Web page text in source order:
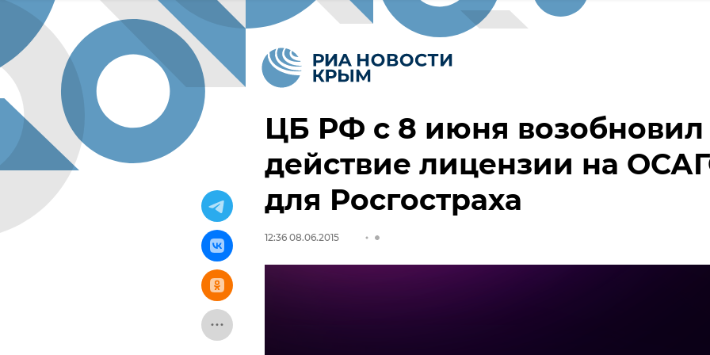
ЦБ РФ с 8 июня возобновил
действие лицензии на
для Росгостраха
12:36 08.06.2015